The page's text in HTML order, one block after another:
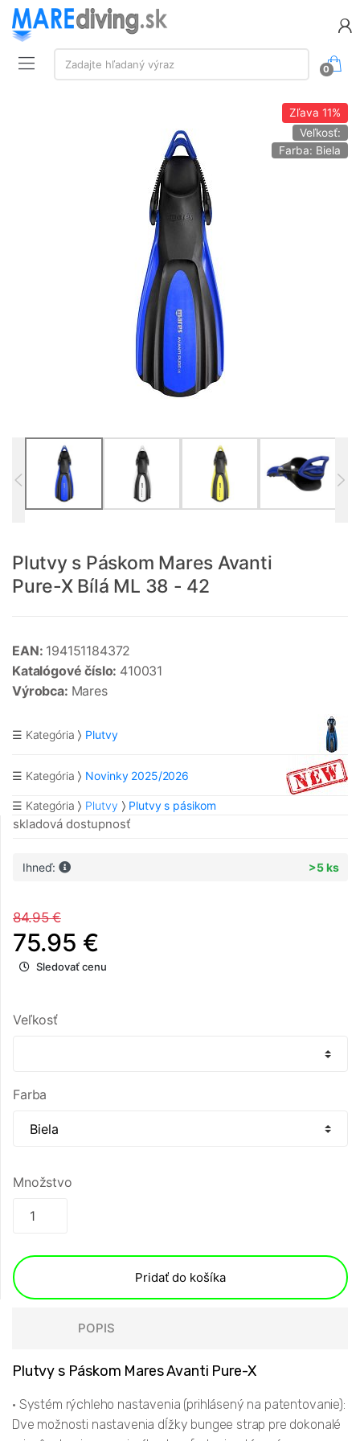
Vyhľadávanie:
Zadajte hľadaný výraz
0
Zľava 11%
Veľkosť:
Farba: Biela
Plutvy s Páskom Mares Avanti
Pure-X Bílá ML 38 - 42
EAN: 194151184372
Katalógové číslo: 410031
Výrobca: Mares
☰ Kategória Plutvy
☰ Kategória Novinky 2025/2026
☰ Kategória Plutvy Plutvy s pásikom
skladová dostupnosť
Ihneď: >5 ks
84.95 €
75.95 €
Sledovať cenu
Veľkosť
Farba
Množstvo
Pridať do košíka
POPIS
Plutvy s Páskom Mares Avanti Pure-X
• Systém rýchleho nastavenia (prihlásený na patentovanie):
Dve možnosti nastavenia dĺžky bungee strap pre dokonalé